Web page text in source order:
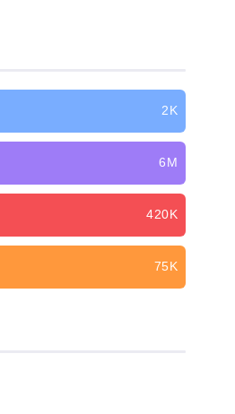
2K
6M
420K
75K